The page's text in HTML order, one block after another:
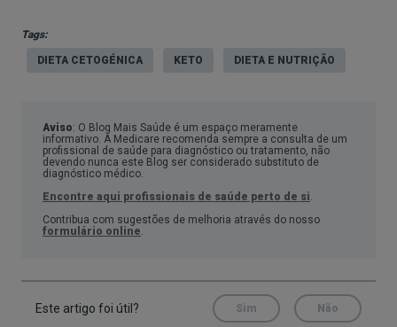
da diabetes tipo 2, melhoria da função cognitiva e
até em alguns casos de cancro.
Ao reduzir drasticamente os hidratos de carbono
(geralmente para menos de 50 gramas por dia), a
produção de insulina diminui e o fígado passa a
transformar as gorduras em corpos cetónicos,
que se tornam a principal fonte de energia do
O estado de cetose pode demorar entre 2 e 7 dias
a ser atingido, dependendo do metabolismo de
Tags:
DIETA CETOGÉNICA KETO DIETA E NUTRIÇÃO
Aviso: O Blog Mais Saúde é um espaço meramente
informativo. A Medicare recomenda sempre a consulta de um
profissional de saúde para diagnóstico ou tratamento, não
devendo nunca este Blog ser considerado substituto de
diagnóstico médico.
Encontre aqui profissionais de saúde perto de si
Contribua com sugestões de melhoria através do nosso
formulário online
Este artigo foi útil? Sim Não